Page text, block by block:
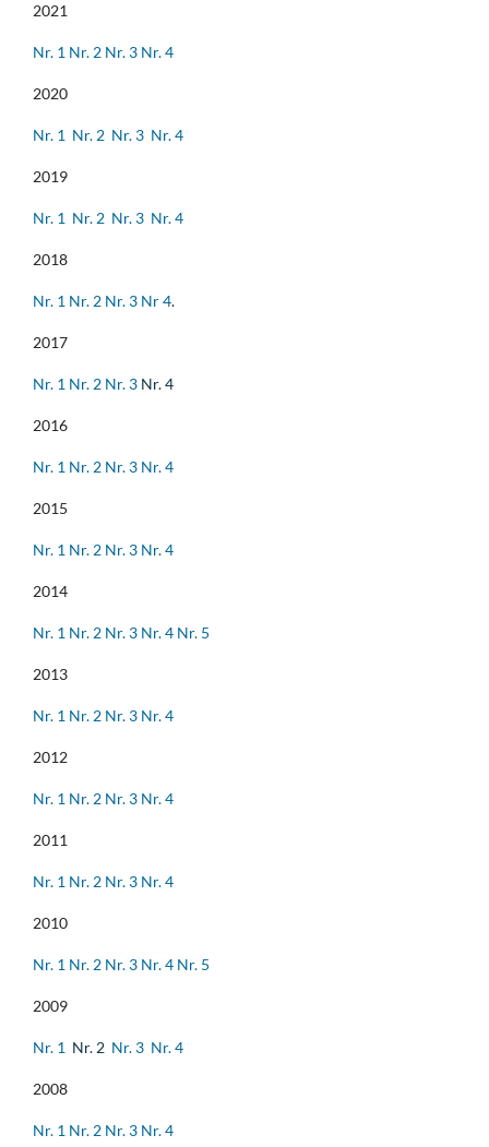
2021
Nr. 1 Nr. 2 Nr. 3 Nr. 4
2020
Nr. 1 Nr. 2 Nr. 3 Nr. 4
2019
Nr. 1 Nr. 2 Nr. 3 Nr. 4
2018
Nr. 1 Nr. 2 Nr. 3 Nr 4.
2017
Nr. 1 Nr. 2 Nr. 3 Nr. 4
2016
Nr. 1 Nr. 2 Nr. 3 Nr. 4
2015
Nr. 1 Nr. 2 Nr. 3 Nr. 4
2014
Nr. 1 Nr. 2 Nr. 3 Nr. 4 Nr. 5
2013
Nr. 1 Nr. 2 Nr. 3 Nr. 4
2012
Nr. 1 Nr. 2 Nr. 3 Nr. 4
2011
Nr. 1 Nr. 2 Nr. 3 Nr. 4
2010
Nr. 1 Nr. 2 Nr. 3 Nr. 4 Nr. 5
2009
Nr. 1 Nr. 2 Nr. 3 Nr. 4
2008
Nr. 1 Nr. 2 Nr. 3 Nr. 4